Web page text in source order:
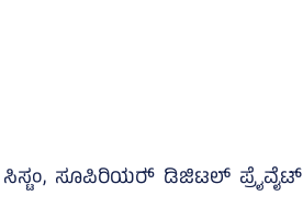
ಸೂಪಿರಿಯರ್‍‌ ಡಿಜಿಟಲ್‌ ಪ್ರೈವೈಟ್‌